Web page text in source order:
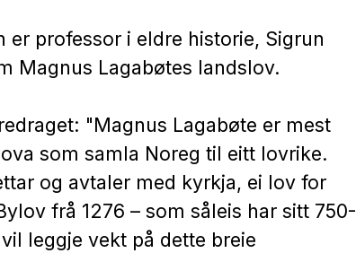
er professor i eldre historie, Sigrun
Magnus Lagabøtes landslov.
"Magnus Lagabøte er mest
som samla Noreg til eitt lovrike.
og avtaler med kyrkja, ei lov for
frå 1276 – som såleis har sitt 750-
leggje vekt på dette breie